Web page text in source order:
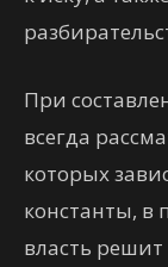
При
всегда
которых
константы, в
власть